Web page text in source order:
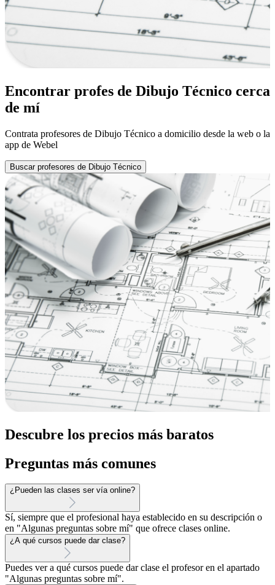
Encontrar profes de Dibujo Técnico cerca
de mí
Contrata profesores de Dibujo Técnico a domicilio desde la web o la
app de Webel
Buscar profesores de Dibujo Técnico
Descubre los precios más baratos
Preguntas más comunes
¿Pueden las clases ser vía online?
Sí, siempre que el profesional haya establecido en su descripción o
en "Algunas preguntas sobre mí" que ofrece clases online.
¿A qué cursos puede dar clase?
Puedes ver a qué cursos puede dar clase el profesor en el apartado
"Algunas preguntas sobre mí".